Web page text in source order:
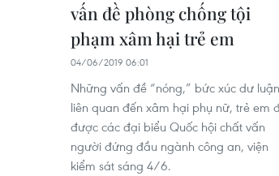
vấn đề phòng chống tội
phạm xâm hại trẻ em
04/06/2019 06:01
Những vấn đề “nóng,” bức xúc dư luận
liên quan đến xâm hại phụ nữ, trẻ em
được các đại biểu Quốc hội chất vấn
người đứng đầu ngành công an, viện
kiểm sát sáng 4/6.